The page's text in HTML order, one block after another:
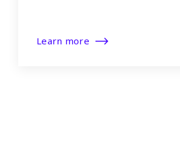
Learn more